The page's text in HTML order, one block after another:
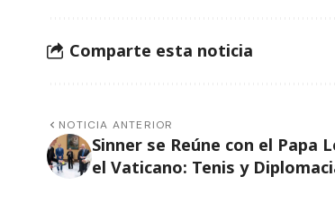
Comparte esta noticia
NOTICIA ANTERIOR
Sinner se Reúne con el Papa
el Vaticano: Tenis y